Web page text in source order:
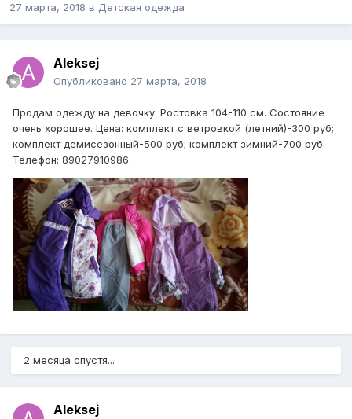
27 марта, 2018 в Детская одежда
Aleksej
Опубликовано 27 марта, 2018
Продам одежду на девочку. Ростовка 104-110 см. Состояние
очень хорошее. Цена: комплект с ветровкой (летний)-300 руб;
комплект демисезонный-500 руб; комплект зимний-700 руб.
Телефон: 89027910986.
2 месяца спустя...
Aleksej